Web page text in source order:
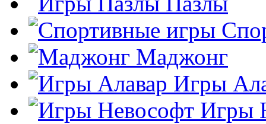
Маджонг
Игры
Игры